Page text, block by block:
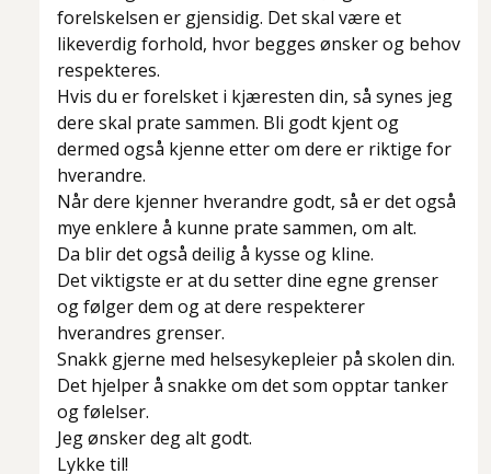
forelskelsen er gjensidig. Det skal være et
likeverdig forhold, hvor begges ønsker og behov
respekteres.
Hvis du er forelsket i kjæresten din, så synes jeg
dere skal prate sammen. Bli godt kjent og
dermed også kjenne etter om dere er riktige for
hverandre.
Når dere kjenner hverandre godt, så er det også
mye enklere å kunne prate sammen, om alt.
Da blir det også deilig å kysse og kline.
Det viktigste er at du setter dine egne grenser
og følger dem og at dere respekterer
hverandres grenser.
Snakk gjerne med helsesykepleier på skolen din.
Det hjelper å snakke om det som opptar tanker
og følelser.
Jeg ønsker deg alt godt.
Lykke til!